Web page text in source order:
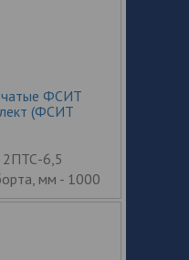
ФСИТ
(ФСИТ
2ПТС-6,5
мм - 1000